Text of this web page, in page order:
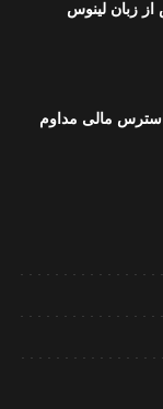
زبان لینوس
مالی مداوم